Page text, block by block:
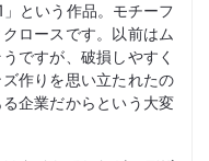
という作品。モチーフ
ロースです。以前はム
ですが、破損しやすく
作りを思い立たれたの
企業だからという大変